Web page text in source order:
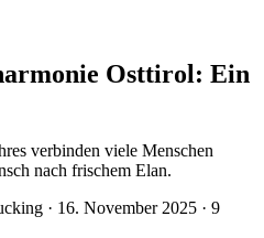
Osttirol: Ein
verbinden viele Menschen
nach frischem Elan.
· 16. November 2025 · 9